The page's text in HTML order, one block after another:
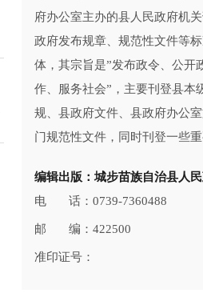
府办公室主办的县人民政府机
政府发布规章、规范性文件等
体，其宗旨是”发布政令、公开
作、服务社会”，主要刊登县本
规、县政府文件、县政府办公
门规范性文件，同时刊登一些重
编辑出版：城步苗族自治县人
电 话：0739-7360488
邮 编：422500
准印证号：